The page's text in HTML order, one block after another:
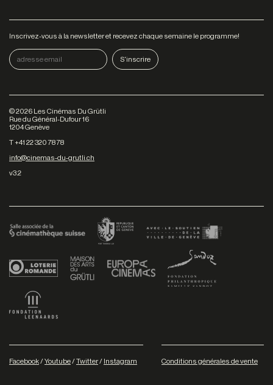
Inscrivez-vous à la newsletter et recevez chaque semaine le programme!
©2026 Les Cinémas Du Grütli
Rue du Général-Dufour 16
1204 Genève
T +41 22 320 78 78
info@cinemas-du-grutli.ch
v3.2
Facebook/Youtube/Twitter/ Instagram Conditions générales de vente